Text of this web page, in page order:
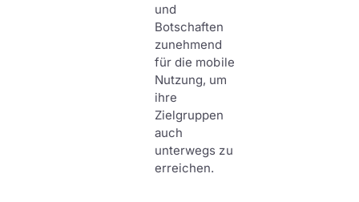
und
Botschaften
zunehmend
für die mobile
Nutzung, um
ihre
Zielgruppen
auch
unterwegs zu
erreichen.